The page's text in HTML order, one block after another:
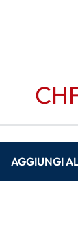
AGGIUNGI